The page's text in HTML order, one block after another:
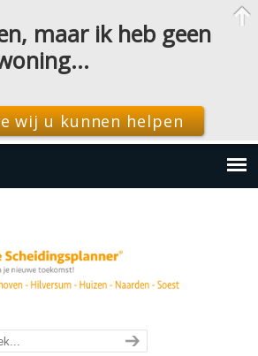
maar ik heb geen
wij u kunnen helpen